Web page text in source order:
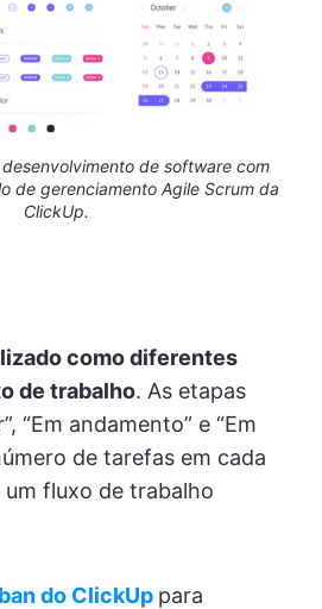
de software com
de gerenciamento Agile Scrum da
ClickUp.
como diferentes
de trabalho. As etapas
“Em andamento” e “Em
de tarefas em cada
fluxo de trabalho
do ClickUp para